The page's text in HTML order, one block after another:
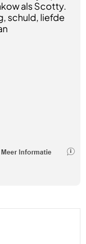
als Scotty.
schuld, liefde